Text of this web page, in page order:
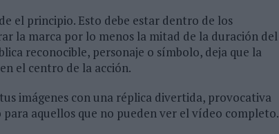
el principio. Esto debe estar dentro de los
la marca por lo menos la mitad de la duración del
reconocible, personaje o símbolo, deja que la
el centro de la acción.
imágenes con una réplica divertida, provocativa
aquellos que no pueden ver el vídeo completo.